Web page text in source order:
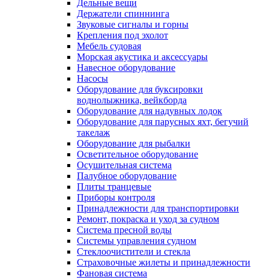
Дельные вещи
Держатели спиннинга
Звуковые сигналы и горны
Крепления под эхолот
Мебель судовая
Морская акустика и аксессуары
Навесное оборудование
Насосы
Оборудование для буксировки
воднолыжника, вейкборда
Оборудование для надувных лодок
Оборудование для парусных яхт, бегучий
такелаж
Оборудование для рыбалки
Осветительное оборудование
Осушительная система
Палубное оборудование
Плиты транцевые
Приборы контроля
Принадлежности для транспортировки
Ремонт, покраска и уход за судном
Система пресной воды
Системы управления судном
Стеклоочистители и стекла
Страховочные жилеты и принадлежности
Фановая система